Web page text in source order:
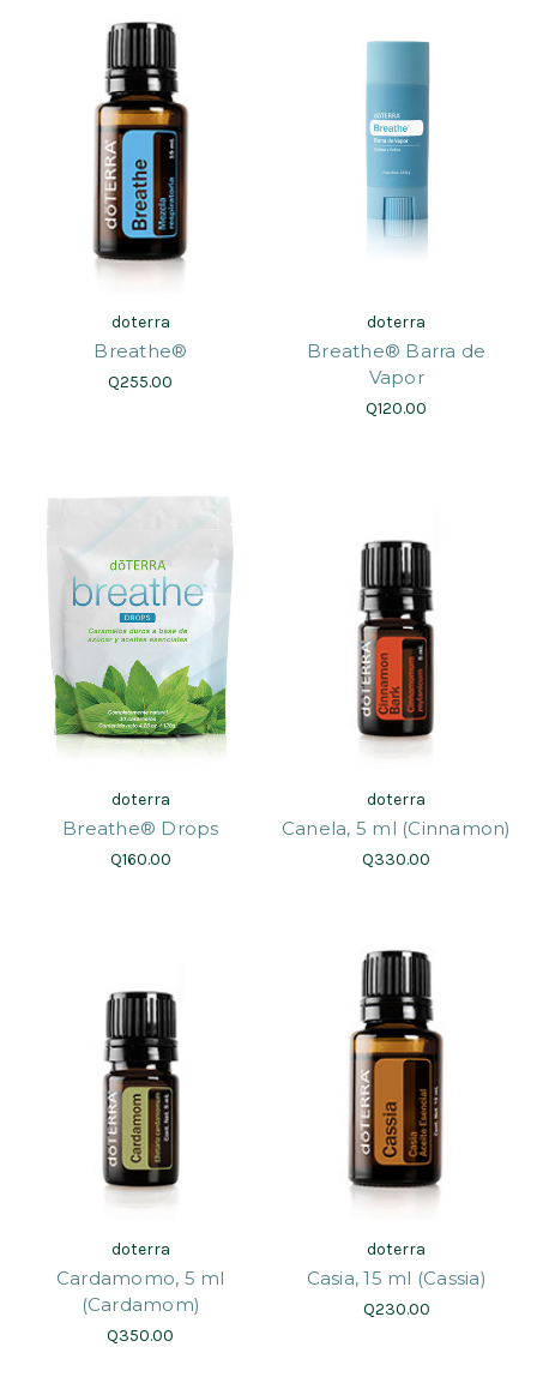
doterra
Breathe®
Q255.00
doterra
Breathe® Barra de
Vapor
Q120.00
doterra
Breathe® Drops
Q160.00
doterra
Canela, 5 ml (Cinnamon)
Q330.00
doterra
Cardamomo, 5 ml
(Cardamom)
Q350.00
doterra
Casia, 15 ml (Cassia)
Q230.00